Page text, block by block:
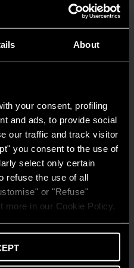
About
your consent, profiling
and ads, to provide social
our traffic and track visitor
you consent to the use of
select only certain
refuse the use of all
or "Refuse"
more in our Cookie Policy.
| Ariston